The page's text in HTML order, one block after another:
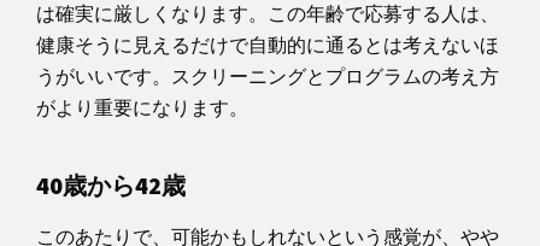
は確実に厳しくなります。この年齢で応募する人は、
健康そうに見えるだけで自動的に通るとは考えないほ
うがいいです。スクリーニングとプログラムの考え方
がより重要になります。
40歳から42歳
このあたりで、可能かもしれないという感覚が、やや